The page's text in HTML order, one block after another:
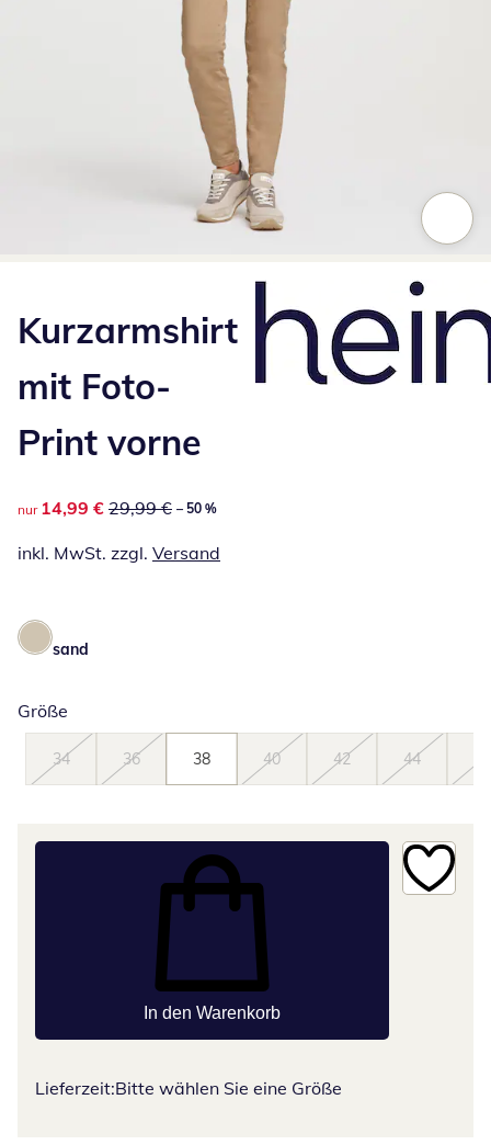
Kurzarmshirt
mit Foto-
Print vorne
reduzierter Preis 14,99 €, vorheriger Preis: 29,99 €
nur 14,99 € 29,99 € – 50 %
inkl. MwSt. zzgl. Versand
sand
Größe
34 36 38 40 42 44
In den Warenkorb
Lieferzeit:Bitte wählen Sie eine Größe